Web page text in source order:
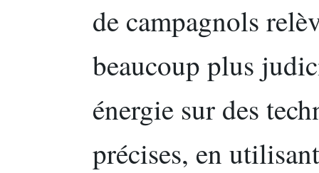
de campagnols
beaucoup plus
énergie sur des
précises, en